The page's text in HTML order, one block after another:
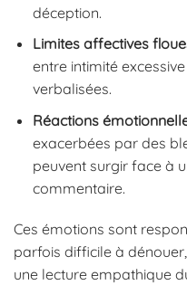
déception.
Limites affectives
entre intimité
verbalisées.
Réactions
exacerbées par des
peuvent surgir face à
commentaire.
Ces émotions sont
parfois difficile à
une lecture empathique